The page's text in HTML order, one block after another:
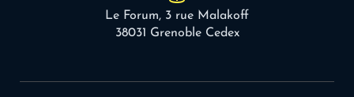
Le Forum, 3 rue Malakoff
38031 Grenoble Cedex